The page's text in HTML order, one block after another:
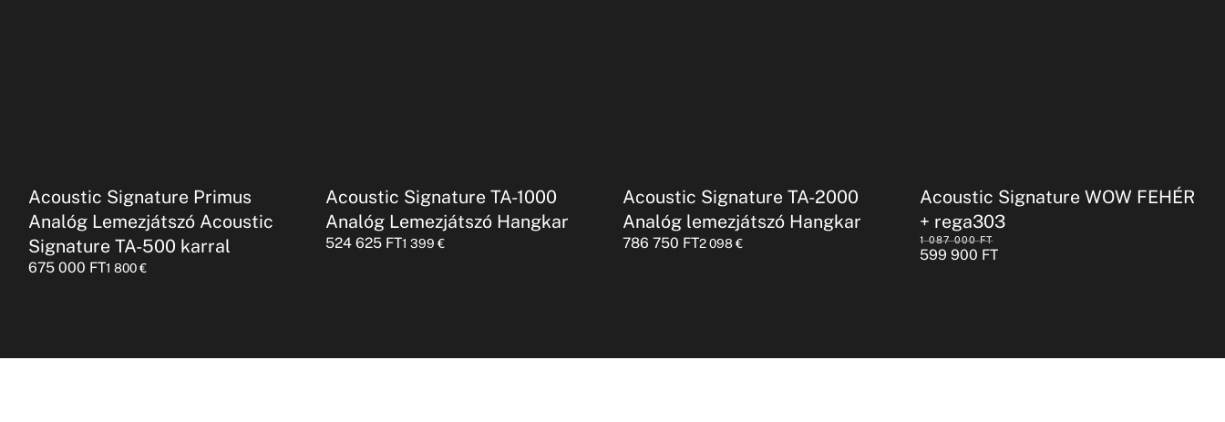
Acoustic Signature Primus
Analóg Lemezjátszó Acoustic
Signature TA-500 karral
675 000 FT1 800€
Acoustic Signature TA-1000
Analóg Lemezjátszó Hangkar
524 625 FT1 399€
Acoustic Signature TA-2000
Analóg lemezjátszó Hangkar
786 750 FT2 098€
Acoustic Signature WOW FEHÉR
+ rega303
1 087 000FT
599 900 FT